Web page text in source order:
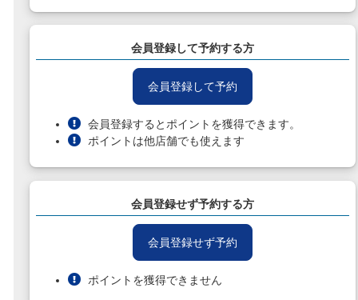
会員登録して予約する方
会員登録して予約
会員登録するとポイントを獲得できます。
ポイントは他店舗でも使えます
会員登録せず予約する方
会員登録せず予約
ポイントを獲得できません